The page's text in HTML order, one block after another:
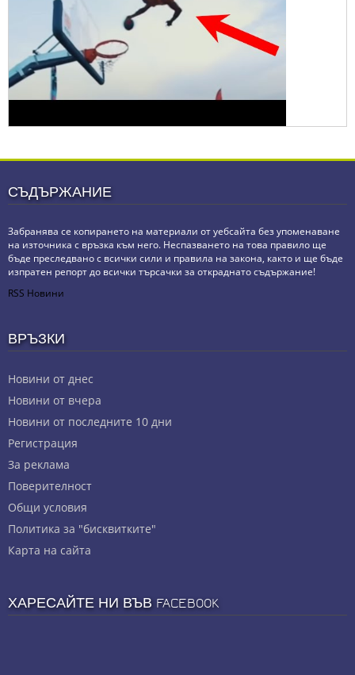
СЪДЪРЖАНИЕ
Забранява се копирането на материали от уебсайта без упоменаване
на източника с връзка към него. Неспазването на това правило ще
бъде преследвано с всички сили и правила на закона, както и ще бъде
изпратен репорт до всички търсачки за откраднато съдържание!
RSS Новини
ВРЪЗКИ
Новини от днес
Новини от вчера
Новини от последните 10 дни
Регистрация
За реклама
Πoвepитeлнocт
Общи условия
Политика за "бисквитките"
Карта на сайта
ХАРЕСАЙТЕ НИ ВЪВ FACEBOOK